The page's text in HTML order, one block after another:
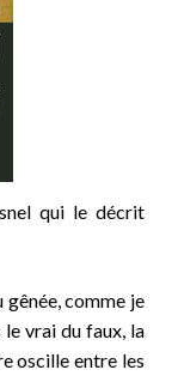
qui le décrit
gênée, comme je
le vrai du faux, la
oscille entre les